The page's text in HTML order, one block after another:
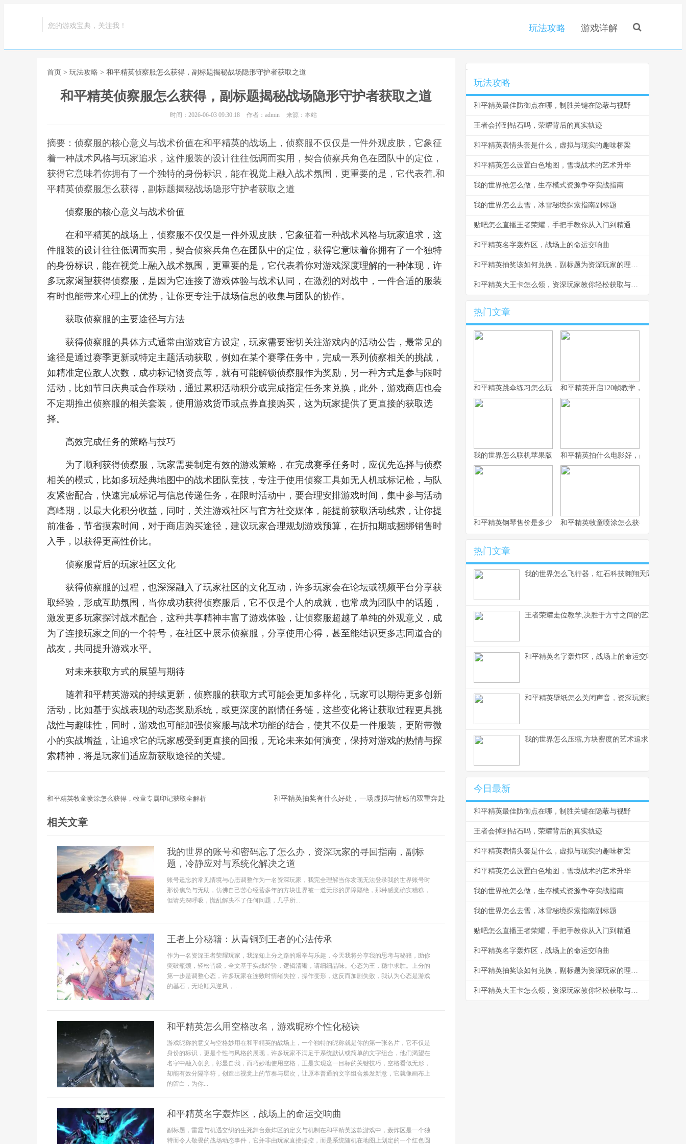
您的游戏宝典，关注我！ 玩法攻略 游戏详解
首页 > 玩法攻略 > 和平精英侦察服怎么获得，副标题揭秘战场隐形守护者获取之道
和平精英侦察服怎么获得，副标题揭秘战场隐形守护者获取之道
时间：2026-06-03 09:30:18 作者：admin 来源：本站
摘要：侦察服的核心意义与战术价值在和平精英的战场上，侦察服不仅仅是一件外观皮肤，它象征
着一种战术风格与玩家追求，这件服装的设计往往低调而实用，契合侦察兵角色在团队中的定位，
获得它意味着你拥有了一个独特的身份标识，能在视觉上融入战术氛围，更重要的是，它代表着,和
平精英侦察服怎么获得，副标题揭秘战场隐形守护者获取之道
侦察服的核心意义与战术价值
在和平精英的战场上，侦察服不仅仅是一件外观皮肤，它象征着一种战术风格与玩家追求，这
件服装的设计往往低调而实用，契合侦察兵角色在团队中的定位，获得它意味着你拥有了一个独特
的身份标识，能在视觉上融入战术氛围，更重要的是，它代表着你对游戏深度理解的一种体现，许
多玩家渴望获得侦察服，是因为它连接了游戏体验与战术认同，在激烈的对战中，一件合适的服装
有时也能带来心理上的优势，让你更专注于战场信息的收集与团队的协作。
获取侦察服的主要途径与方法
获得侦察服的具体方式通常由游戏官方设定，玩家需要密切关注游戏内的活动公告，最常见的
途径是通过赛季更新或特定主题活动获取，例如在某个赛季任务中，完成一系列侦察相关的挑战，
如精准定位敌人次数，成功标记物资点等，就有可能解锁侦察服作为奖励，另一种方式是参与限时
活动，比如节日庆典或合作联动，通过累积活动积分或完成指定任务来兑换，此外，游戏商店也会
不定期推出侦察服的相关套装，使用游戏货币或点券直接购买，这为玩家提供了更直接的获取选
择。
高效完成任务的策略与技巧
为了顺利获得侦察服，玩家需要制定有效的游戏策略，在完成赛季任务时，应优先选择与侦察
相关的模式，比如多玩经典地图中的战术团队竞技，专注于使用侦察工具如无人机或标记枪，与队
友紧密配合，快速完成标记与信息传递任务，在限时活动中，要合理安排游戏时间，集中参与活动
高峰期，以最大化积分收益，同时，关注游戏社区与官方社交媒体，能提前获取活动线索，让你提
前准备，节省摸索时间，对于商店购买途径，建议玩家合理规划游戏预算，在折扣期或捆绑销售时
入手，以获得更高性价比。
侦察服背后的玩家社区文化
获得侦察服的过程，也深深融入了玩家社区的文化互动，许多玩家会在论坛或视频平台分享获
取经验，形成互助氛围，当你成功获得侦察服后，它不仅是个人的成就，也常成为团队中的话题，
激发更多玩家探讨战术配合，这种共享精神丰富了游戏体验，让侦察服超越了单纯的外观意义，成
为了连接玩家之间的一个符号，在社区中展示侦察服，分享使用心得，甚至能结识更多志同道合的
战友，共同提升游戏水平。
对未来获取方式的展望与期待
随着和平精英游戏的持续更新，侦察服的获取方式可能会更加多样化，玩家可以期待更多创新
活动，比如基于实战表现的动态奖励系统，或更深度的剧情任务链，这些变化将让获取过程更具挑
战性与趣味性，同时，游戏也可能加强侦察服与战术功能的结合，使其不仅是一件服装，更附带微
小的实战增益，让追求它的玩家感受到更直接的回报，无论未来如何演变，保持对游戏的热情与探
索精神，将是玩家们适应新获取途径的关键。
和平精英牧童喷涂怎么获得，牧童专属印记获取全解析 和平精英抽奖有什么好处，一场虚拟与情感的双重奔赴
相关文章
我的世界的账号和密码忘了怎么办，资深玩家的寻回指南，副标
题，冷静应对与系统化解决之道
账号遗忘的常见情境与心态调整作为一名资深玩家，我完全理解当你发现无法登录我的世界账号时
那份焦急与无助，仿佛自己苦心经营多年的方块世界被一道无形的屏障隔绝，那种感觉确实糟糕，
但请先深呼吸，慌乱解决不了任何问题，几乎所...
王者上分秘籍：从青铜到王者的心法传承
作为一名资深王者荣耀玩家，我深知上分之路的艰辛与乐趣，今天我将分享我的思考与秘籍，助你
突破瓶颈，轻松晋级，全文基于实战经验，逻辑清晰，请细细品味。心态为王，稳中求胜。上分的
第一步是调整心态，许多玩家在连败时情绪失控，操作变形，这反而加剧失败，我认为心态是游戏
的基石，无论顺风逆风，...
和平精英怎么用空格改名，游戏昵称个性化秘诀
游戏昵称的意义与空格妙用在和平精英的战场上，一个独特的昵称就是你的第一张名片，它不仅是
身份的标识，更是个性与风格的展现，许多玩家不满足于系统默认或简单的文字组合，他们渴望在
名字中融入创意，彰显自我，而巧妙地使用空格，正是实现这一目标的关键技巧，空格看似无形，
却能有效分隔字符，创造出视觉上的节奏与层次，让原本普通的文字组合焕发新意，它就像画布上
的留白，为你...
和平精英名字轰炸区，战场上的命运交响曲
副标题，雷霆与机遇交织的生死舞台轰炸区的定义与机制在和平精英这款游戏中，轰炸区是一个独
特而令人敬畏的战场动态事件，它并非由玩家直接操控，而是系统随机在地图上划定的一个红色圆
.
玩法攻略
和平精英最佳防御点在哪，制胜关键在隐蔽与视野
王者会掉到钻石吗，荣耀背后的真实轨迹
和平精英表情头套是什么，虚拟与现实的趣味桥梁
和平精英怎么设置白色地图，雪境战术的艺术升华
我的世界抢怎么做，生存模式资源争夺实战指南
我的世界怎么去雪，冰雪秘境探索指南副标题
贴吧怎么直播王者荣耀，手把手教你从入门到精通
和平精英名字轰炸区，战场上的命运交响曲
和平精英抽奖该如何兑换，副标题为资深玩家的理性抉择指南
和平精英大王卡怎么领，资深玩家教你轻松获取与高效使用
热门文章
和平精英跳伞练习怎么玩，副标题为从新手到高手的精准降落之道
和平精英开启120帧教学，畅享极致流
我的世界怎么联机苹果版，资深玩家的联机指南与心得
和平精英拍什么电影好，战术竞技银幕
和平精英钢琴售价是多少，虚拟奢华的定价谜题
和平精英牧童喷涂怎么获得，牧童专属
热门文章
我的世界怎么飞行器，红石科技翱翔天际的奥秘
王者荣耀走位教学,决胜于方寸之间的艺术,副标题,
和平精英名字轰炸区，战场上的命运交响曲
和平精英壁纸怎么关闭声音，资深玩家的静音美
我的世界怎么压缩,方块密度的艺术追求
今日最新
和平精英最佳防御点在哪，制胜关键在隐蔽与视野
王者会掉到钻石吗，荣耀背后的真实轨迹
和平精英表情头套是什么，虚拟与现实的趣味桥梁
和平精英怎么设置白色地图，雪境战术的艺术升华
我的世界抢怎么做，生存模式资源争夺实战指南
我的世界怎么去雪，冰雪秘境探索指南副标题
贴吧怎么直播王者荣耀，手把手教你从入门到精通
和平精英名字轰炸区，战场上的命运交响曲
和平精英抽奖该如何兑换，副标题为资深玩家的理性抉择指南
和平精英大王卡怎么领，资深玩家教你轻松获取与高效使用